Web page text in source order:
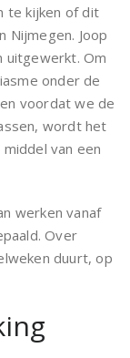
te kijken of dit
Nijmegen. Joop
uitgewerkt. Om
onder de
voordat we de
wordt het
van een
werken vanaf
Over
duurt, op